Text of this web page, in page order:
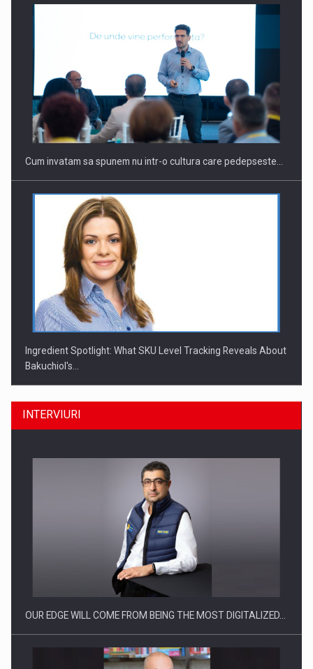
Webinar - Business Evolution-RETHINK STRATEGY-Finantare
Investitii Digitalizare
Cum invatam sa spunem nu intr-o cultura care pedepseste…
Ingredient Spotlight: What SKU Level Tracking Reveals About
Bakuchiol's…
Producatorii si comerciantii care nu se supun noilor
INTERVIURI
OUR EDGE WILL COME FROM BEING THE MOST DIGITALIZED…